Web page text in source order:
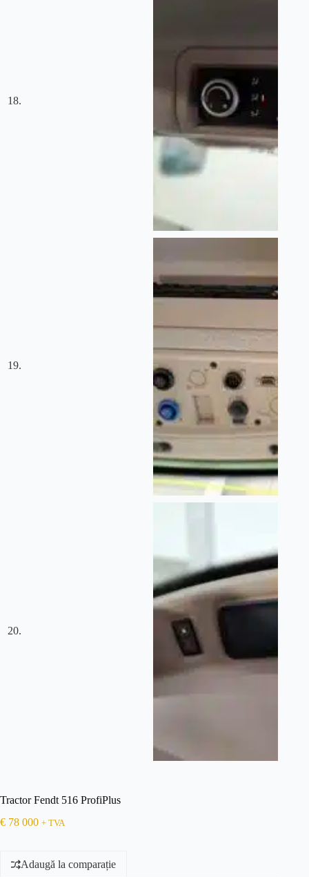
Tractor Fendt 516 ProfiPlus
€ 78 000 + TVA
Adaugă la comparație